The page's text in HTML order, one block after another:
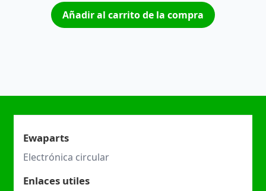
Añadir al carrito de la compra
Ewaparts
Electrónica circular
Enlaces utiles